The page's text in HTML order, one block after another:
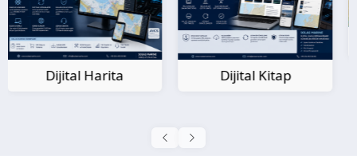
Dijital Kitap
Kağıt Harita